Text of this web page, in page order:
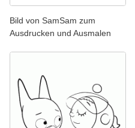
Bild von SamSam zum
Ausdrucken und Ausmalen